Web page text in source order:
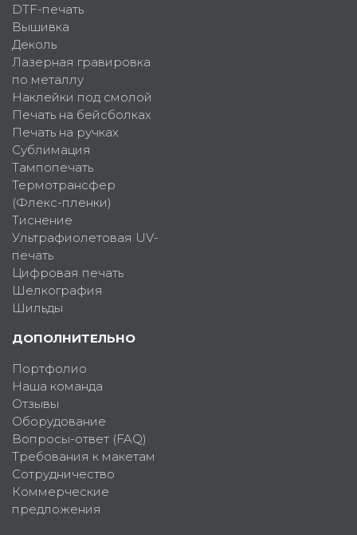
DTF-печать
Вышивка
Деколь
Лазерная гравировка
по металлу
Наклейки под смолой
Печать на бейсболках
Печать на ручках
Сублимация
Тампопечать
Термотрансфер
(Флекс-пленки)
Тиснение
Ультрафиолетовая UV-
печать
Цифровая печать
Шелкография
Шильды
ДОПОЛНИТЕЛЬНО
Портфолио
Наша команда
Отзывы
Оборудование
Вопросы-ответ (FAQ)
Требования к макетам
Сотрудничество
Коммерческие
предложения